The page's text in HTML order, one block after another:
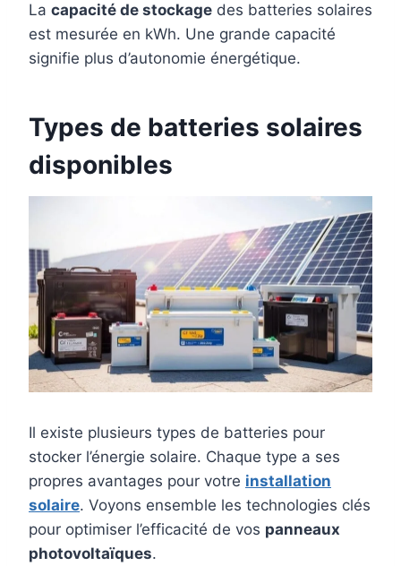
La capacité de stockage des batteries solaires
est mesurée en kWh. Une grande capacité
signifie plus d’autonomie énergétique.
Types de batteries solaires
disponibles
Il existe plusieurs types de batteries pour
stocker l’énergie solaire. Chaque type a ses
propres avantages pour votre installation
solaire. Voyons ensemble les technologies clés
pour optimiser l’efficacité de vos panneaux
photovoltaïques.